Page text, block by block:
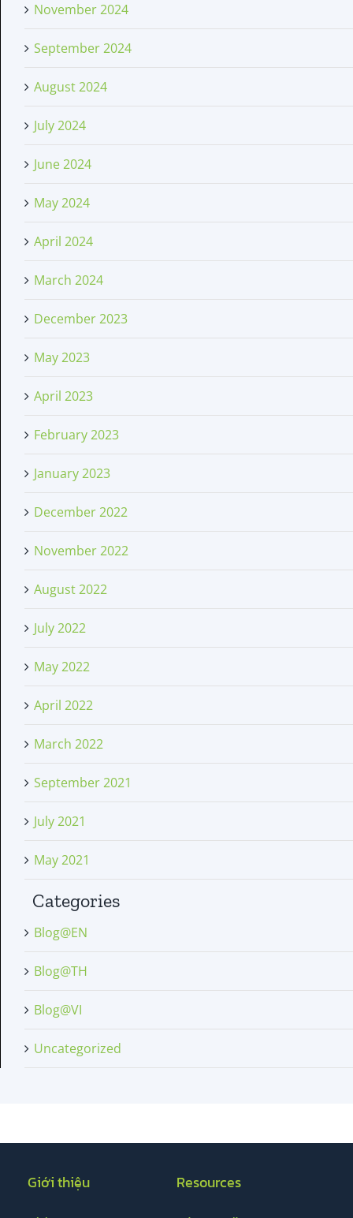
November 2024
September 2024
August 2024
July 2024
June 2024
May 2024
April 2024
March 2024
December 2023
May 2023
April 2023
February 2023
January 2023
December 2022
November 2022
August 2022
July 2022
May 2022
April 2022
March 2022
September 2021
July 2021
May 2021
Categories
Blog@EN
Blog@TH
Blog@VI
Uncategorized
Giới thiệu Resources